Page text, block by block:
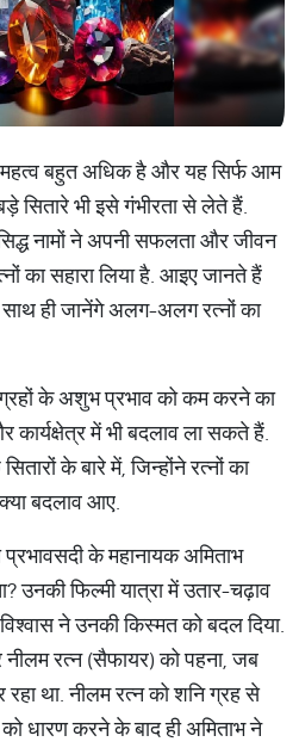
महत्व बहुत अधिक है और यह सिर्फ आम
सितारे भी इसे गंभीरता से लेते हैं.
नामों ने अपनी सफलता और जीवन
का सहारा लिया है. आइए जानते हैं
ही जानेंगे अलग-अलग रत्नों का
के अशुभ प्रभाव को कम करने का
कार्यक्षेत्र में भी बदलाव ला सकते हैं.
के बारे में, जिन्होंने रत्नों का
बदलाव आए.
के महानायक अमिताभ
उनकी फिल्मी यात्रा में उतार-चढ़ाव
ने उनकी किस्मत को बदल दिया.
रत्न (सैफायर) को पहना, जब
था. नीलम रत्न को शनि ग्रह से
धारण करने के बाद ही अमिताभ ने